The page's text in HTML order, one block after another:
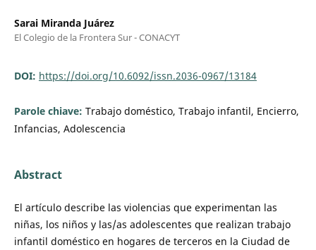
Sarai Miranda Juárez
El Colegio de la Frontera Sur - CONACYT
DOI: https://doi.org/10.6092/issn.2036-0967/13184
Parole chiave: Trabajo doméstico, Trabajo infantil, Encierro,
Infancias, Adolescencia
Abstract
El artículo describe las violencias que experimentan las
niñas, los niños y las/as adolescentes que realizan trabajo
infantil doméstico en hogares de terceros en la Ciudad de